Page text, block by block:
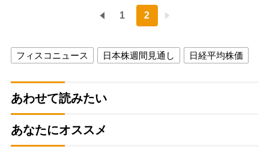
1 2
フィスコニュース 日本株週間見通し 日経平均株価
あわせて読みたい
あなたにオススメ